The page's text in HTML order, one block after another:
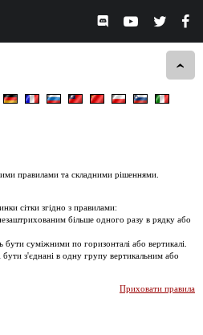
правилами та складними рішеннями.
сітки згідно з правилами:
більше одного разу в рядку або
суміжними по горизонталі або вертикалі.
бути з'єднані в одну групу вертикальним або
Приховати правила